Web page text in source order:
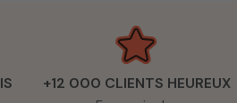
de
prolonger la durée de
actuel sans compromis sur
une matière aux
+12 000 CLIENTS HEUREUX